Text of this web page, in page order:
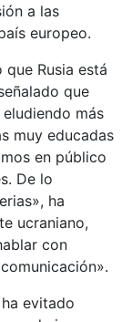
a las
europeo.
Rusia está
que
más
muy educadas
en público
De lo
ha
ucraniano,
con
evitado